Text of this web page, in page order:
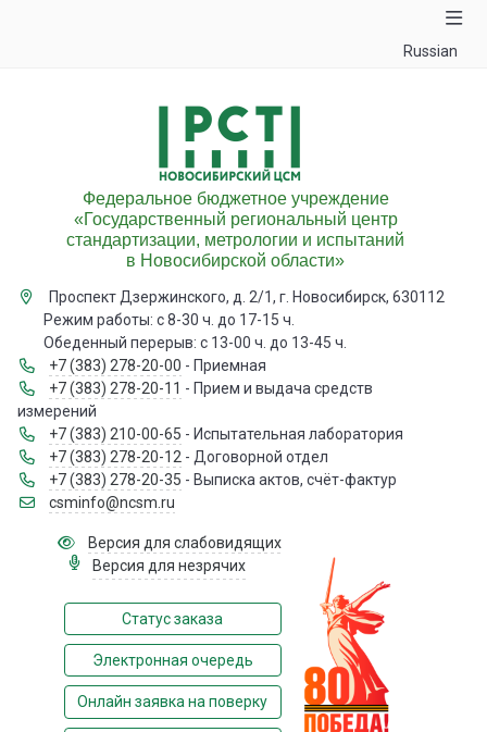
Russian
Федеральное бюджетное учреждение
«Государственный региональный центр
стандартизации, метрологии и испытаний
в Новосибирской области»
Проспект Дзержинского, д. 2/1, г. Новосибирск, 630112
Режим работы: с 8-30 ч. до 17-15 ч.
Обеденный перерыв: с 13-00 ч. до 13-45 ч.
+7 (383) 278-20-00 - Приемная
+7 (383) 278-20-11 - Прием и выдача средств
измерений
+7 (383) 210-00-65 - Испытательная лаборатория
+7 (383) 278-20-12 - Договорной отдел
+7 (383) 278-20-35 - Выписка актов, счёт-фактур
csminfo@ncsm.ru
Версия для слабовидящих
Версия для незрячих
Статус заказа
Электронная очередь
Онлайн заявка на поверку